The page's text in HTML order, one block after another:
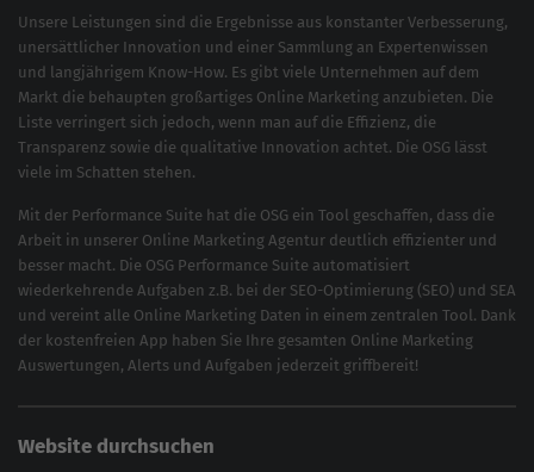
Unsere Leistungen sind die Ergebnisse aus konstanter Verbesserung,
unersättlicher Innovation und einer Sammlung an Expertenwissen
und langjährigem Know-How. Es gibt viele Unternehmen auf dem
Markt die behaupten großartiges Online Marketing anzubieten. Die
Liste verringert sich jedoch, wenn man auf die Effizienz, die
Transparenz sowie die qualitative Innovation achtet. Die OSG lässt
viele im Schatten stehen.
Mit der Performance Suite hat die OSG ein Tool geschaffen, dass die
Arbeit in unserer Online Marketing Agentur deutlich effizienter und
besser macht. Die OSG Performance Suite automatisiert
wiederkehrende Aufgaben z.B. bei der SEO-Optimierung (SEO) und SEA
und vereint alle Online Marketing Daten in einem zentralen Tool. Dank
der kostenfreien App haben Sie Ihre gesamten Online Marketing
Auswertungen, Alerts und Aufgaben jederzeit griffbereit!
Website durchsuchen